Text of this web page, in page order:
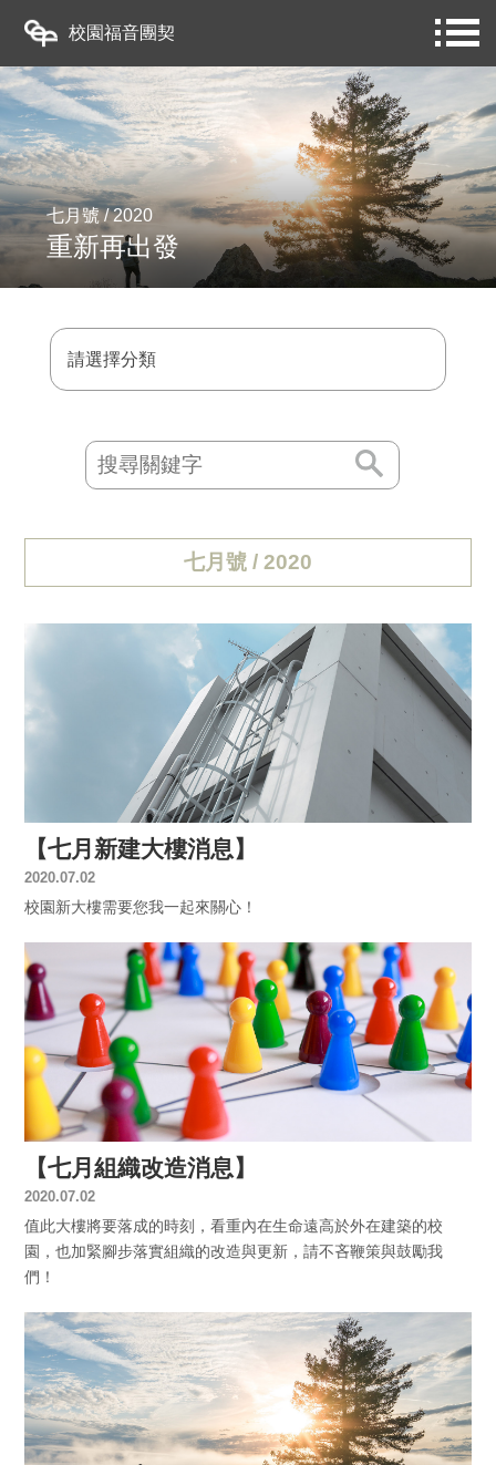
校園福音團契
七月號 / 2020
重新再出發
請選擇分類
七月號 / 2020
【七月新建大樓消息】
2020.07.02
校園新大樓需要您我一起來關心！
【七月組織改造消息】
2020.07.02
值此大樓將要落成的時刻，看重內在生命遠高於外在建築的校
園，也加緊腳步落實組織的改造與更新，請不吝鞭策與鼓勵我
們！